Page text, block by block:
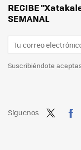
RECIBE
SEMANAL
Suscribiéndote
Síguenos